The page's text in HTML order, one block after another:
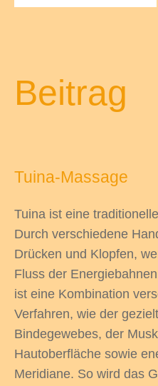
Beitrag
Tuina-Massage
Tuina ist eine
Durch verschiedene
Drücken und Klopfen,
Fluss der
ist eine Kombination
Verfahren, wie der
Bindegewebes, der
Hautoberfläche sowie
Meridiane. So wird das